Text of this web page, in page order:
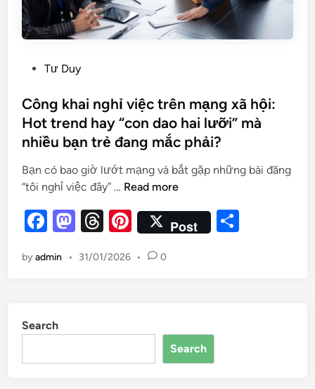
Tư Duy
Công khai nghỉ việc trên mạng xã hội:
Hot trend hay “con dao hai lưỡi” mà
nhiều bạn trẻ đang mắc phải?
Bạn có bao giờ lướt mạng và bắt gặp những bài đăng
“tôi nghỉ việc đây” … Read more
F
c
o
o
M
to
n
T
e
s
Pi
er
Post
byadmin • 31/01/2026 • 0
Search
Search